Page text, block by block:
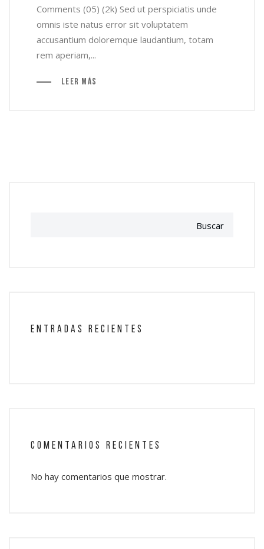
Comments (05) (2k) Sed ut perspiciatis unde
omnis iste natus error sit voluptatem
accusantium doloremque laudantium, totam
rem aperiam,...
Leer más
Buscar
ENTRADAS RECIENTES
COMENTARIOS RECIENTES
No hay comentarios que mostrar.